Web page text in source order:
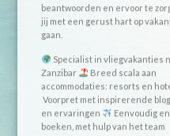
beantwoorden en ervoor te
jij met een gerust hart op
gaan.
Specialist in vliegvakanties
Zanzibar
Breed scala aan
accommodaties: resorts en
Voorpret met inspirerende
en ervaringen
Eenvoudig
boeken, met hulp van het team